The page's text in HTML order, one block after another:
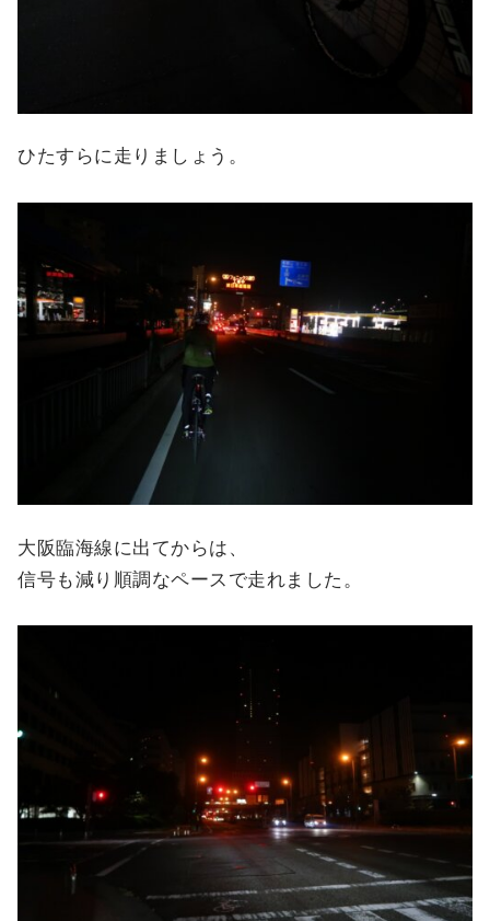
ひたすらに走りましょう。
大阪臨海線に出てからは、
信号も減り順調なペースで走れました。